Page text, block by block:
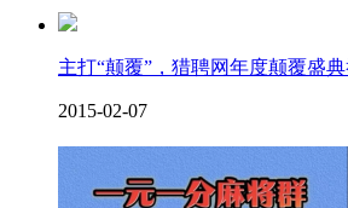
主打“颠覆”，猎聘网年度颠覆盛
2015-02-07